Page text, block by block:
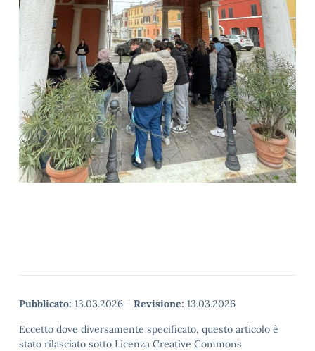
Pubblicato: 13.03.2026 - Revisione: 13.03.2026
Eccetto dove diversamente specificato, questo articolo è
stato rilasciato sotto Licenza Creative Commons